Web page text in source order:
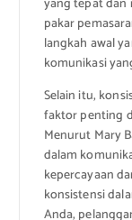
pakar
langkah awal
komunikasi
Selain itu,
faktor penting
Menurut Mary
dalam
kepercayaan
konsistensi
Anda,